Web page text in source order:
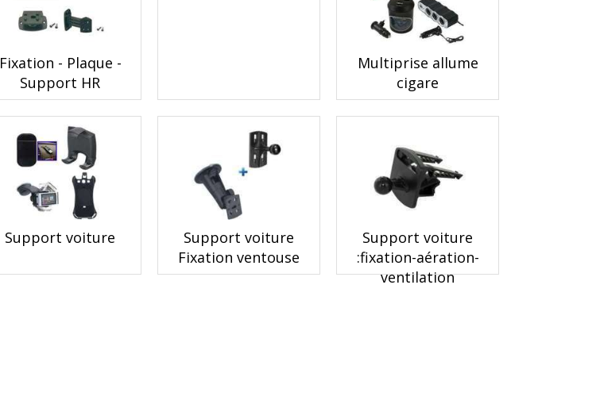
Fixation - Plaque -
Support HR
Multiprise allume
cigare
Support voiture
Support voiture
Fixation ventouse
Support voiture
:fixation-aération-
ventilation